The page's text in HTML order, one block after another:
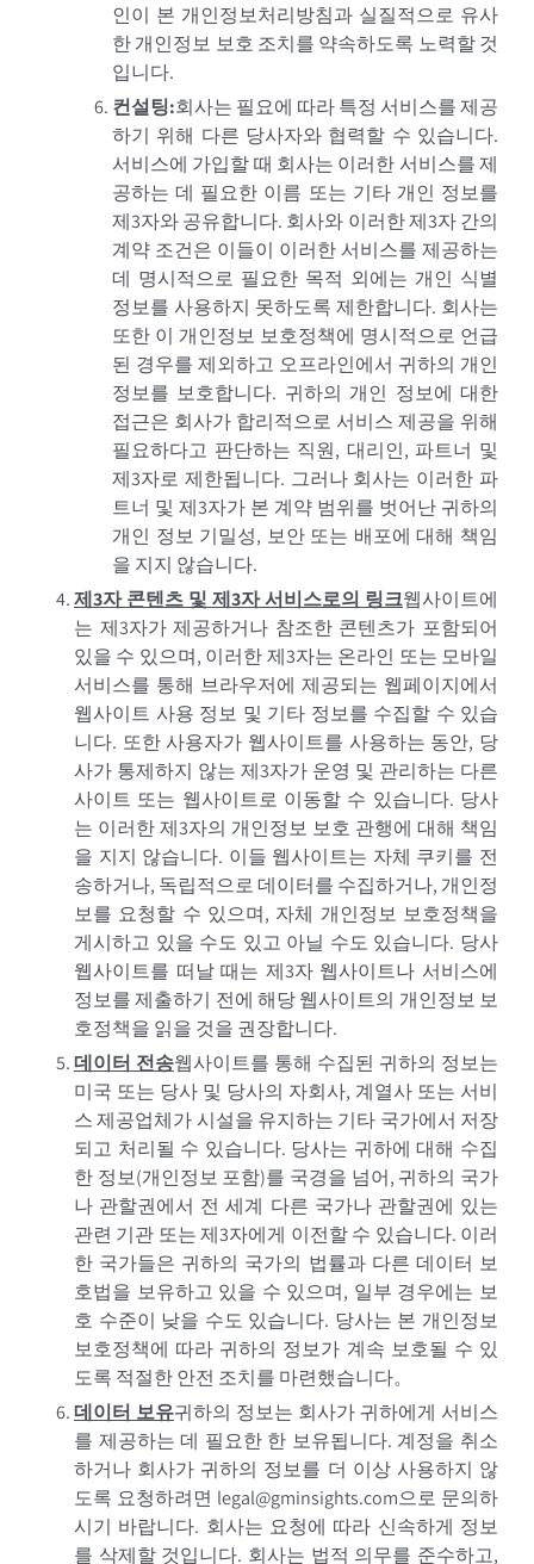
인이 본 개인정보처리방침과 실질적으로 유사
한 개인정보 보호 조치를 약속하도록 노력할 것
입니다.
컨설팅:회사는 필요에 따라 특정 서비스를 제공
하기 위해 다른 당사자와 협력할 수 있습니다.
서비스에 가입할 때 회사는 이러한 서비스를 제
공하는 데 필요한 이름 또는 기타 개인 정보를
제3자와 공유합니다. 회사와 이러한 제3자 간의
계약 조건은 이들이 이러한 서비스를 제공하는
데 명시적으로 필요한 목적 외에는 개인 식별
정보를 사용하지 못하도록 제한합니다. 회사는
또한 이 개인정보 보호정책에 명시적으로 언급
된 경우를 제외하고 오프라인에서 귀하의 개인
정보를 보호합니다. 귀하의 개인 정보에 대한
접근은 회사가 합리적으로 서비스 제공을 위해
필요하다고 판단하는 직원, 대리인, 파트너 및
제3자로 제한됩니다. 그러나 회사는 이러한 파
트너 및 제3자가 본 계약 범위를 벗어난 귀하의
개인 정보 기밀성, 보안 또는 배포에 대해 책임
을 지지 않습니다.
제3자 콘텐츠 및 제3자 서비스로의 링크웹사이트에
는 제3자가 제공하거나 참조한 콘텐츠가 포함되어
있을 수 있으며, 이러한 제3자는 온라인 또는 모바일
서비스를 통해 브라우저에 제공되는 웹페이지에서
웹사이트 사용 정보 및 기타 정보를 수집할 수 있습
니다. 또한 사용자가 웹사이트를 사용하는 동안, 당
사가 통제하지 않는 제3자가 운영 및 관리하는 다른
사이트 또는 웹사이트로 이동할 수 있습니다. 당사
는 이러한 제3자의 개인정보 보호 관행에 대해 책임
을 지지 않습니다. 이들 웹사이트는 자체 쿠키를 전
송하거나, 독립적으로 데이터를 수집하거나, 개인정
보를 요청할 수 있으며, 자체 개인정보 보호정책을
게시하고 있을 수도 있고 아닐 수도 있습니다. 당사
웹사이트를 떠날 때는 제3자 웹사이트나 서비스에
정보를 제출하기 전에 해당 웹사이트의 개인정보 보
호정책을 읽을 것을 권장합니다.
데이터 전송웹사이트를 통해 수집된 귀하의 정보는
미국 또는 당사 및 당사의 자회사, 계열사 또는 서비
스 제공업체가 시설을 유지하는 기타 국가에서 저장
되고 처리될 수 있습니다. 당사는 귀하에 대해 수집
한 정보(개인정보 포함)를 국경을 넘어, 귀하의 국가
나 관할권에서 전 세계 다른 국가나 관할권에 있는
관련 기관 또는 제3자에게 이전할 수 있습니다. 이러
한 국가들은 귀하의 국가의 법률과 다른 데이터 보
호법을 보유하고 있을 수 있으며, 일부 경우에는 보
호 수준이 낮을 수도 있습니다. 당사는 본 개인정보
보호정책에 따라 귀하의 정보가 계속 보호될 수 있
도록 적절한 안전 조치를 마련했습니다。
데이터 보유귀하의 정보는 회사가 귀하에게 서비스
를 제공하는 데 필요한 한 보유됩니다. 계정을 취소
하거나 회사가 귀하의 정보를 더 이상 사용하지 않
도록 요청하려면 legal@gminsights.com으로 문의하
시기 바랍니다. 회사는 요청에 따라 신속하게 정보
를 삭제할 것입니다. 회사는 법적 의무를 준수하고,